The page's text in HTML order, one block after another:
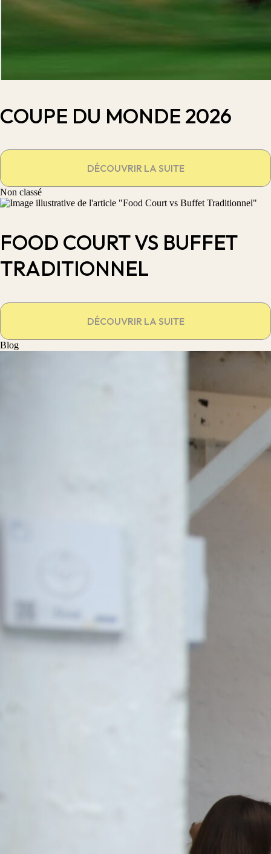
COUPE DU MONDE 2026
DÉCOUVRIR LA SUITE
Non classé
FOOD COURT VS BUFFET
TRADITIONNEL
DÉCOUVRIR LA SUITE
Blog